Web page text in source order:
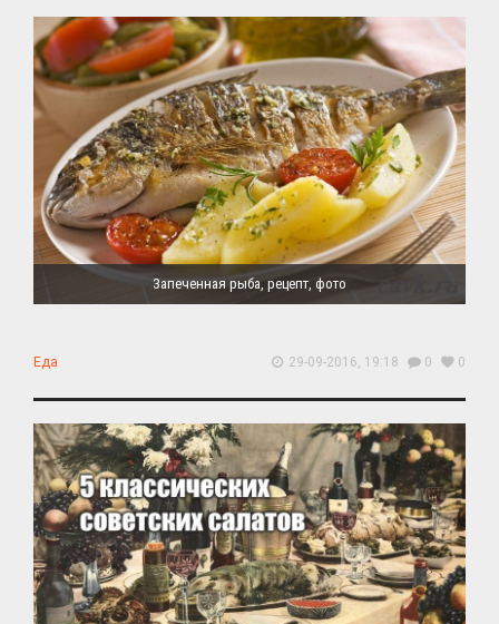
Запеченная рыба, рецепт, фото
Еда 29-09-2016, 19:18 0 0